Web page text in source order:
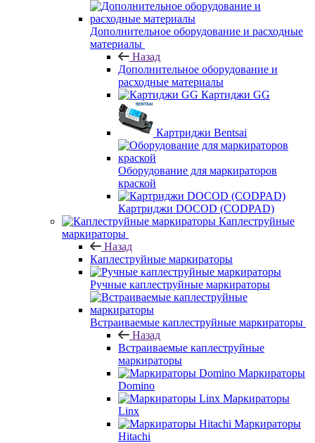
Дополнительное оборудование и расходные
материалы
Назад
Дополнительное оборудование и
расходные материалы
Картиджи GG
Картриджи Bentsai
Оборудование для маркираторов
краской
Картриджи DOCOD (CODPAD)
Каплеструйные
маркираторы
Назад
Каплеструйные маркираторы
Ручные каплеструйные маркираторы
Встраиваемые каплеструйные маркираторы
Назад
Встраиваемые каплеструйные
маркираторы
Маркираторы
Domino
Маркираторы
Linx
Маркираторы
Hitachi